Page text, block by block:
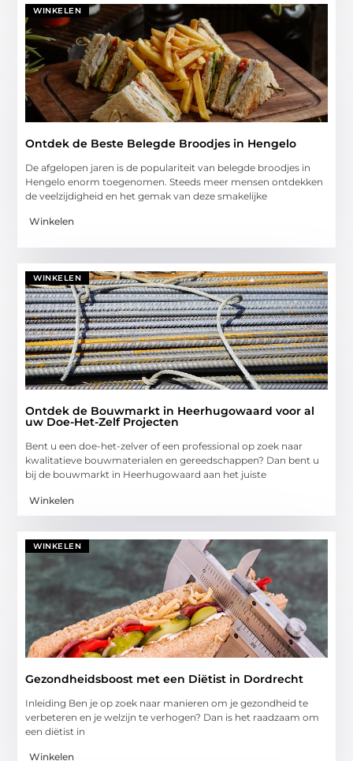
WINKELEN
Ontdek de Beste Belegde Broodjes in Hengelo
De afgelopen jaren is de populariteit van belegde broodjes in
Hengelo enorm toegenomen. Steeds meer mensen ontdekken
de veelzijdigheid en het gemak van deze smakelijke
Winkelen
WINKELEN
Ontdek de Bouwmarkt in Heerhugowaard voor al
uw Doe-Het-Zelf Projecten
Bent u een doe-het-zelver of een professional op zoek naar
kwalitatieve bouwmaterialen en gereedschappen? Dan bent u
bij de bouwmarkt in Heerhugowaard aan het juiste
Winkelen
WINKELEN
Gezondheidsboost met een Diëtist in Dordrecht
Inleiding Ben je op zoek naar manieren om je gezondheid te
verbeteren en je welzijn te verhogen? Dan is het raadzaam om
een diëtist in
Winkelen